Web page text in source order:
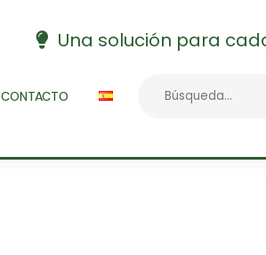
Una solución para
CONTACTO